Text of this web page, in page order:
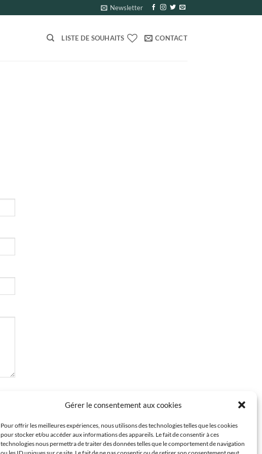
Gérer le consentement aux cookies
Pour offrir les meilleures expériences, nous utilisons des technologies telles que les cookies
pour stocker et/ou accéder aux informations des appareils. Le fait de consentir à ces
technologies nous permettra de traiter des données telles que le comportement de navigation
Newsletter
LISTE DE SOUHAITS CONTACT